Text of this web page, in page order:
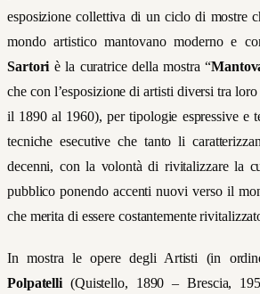
esposizione collettiva di un ciclo di mostre
mondo artistico mantovano moderno e
Sartori è la curatrice della mostra “
che con l’esposizione di artisti diversi tra
il 1890 al 1960), per tipologie espressive e
tecniche esecutive che tanto li
decenni, con la volontà di rivitalizzare la
pubblico ponendo accenti nuovi verso il
che merita di essere costantemente
In mostra le opere degli Artisti (in
Polpatelli (Quistello, 1890 – Brescia,